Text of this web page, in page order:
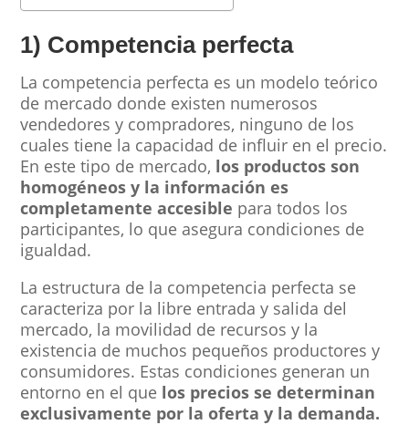
1) Competencia perfecta
La competencia perfecta es un modelo teórico
de mercado donde existen numerosos
vendedores y compradores, ninguno de los
cuales tiene la capacidad de influir en el precio.
En este tipo de mercado, los productos son
homogéneos y la información es
completamente accesible para todos los
participantes, lo que asegura condiciones de
igualdad.
La estructura de la competencia perfecta se
caracteriza por la libre entrada y salida del
mercado, la movilidad de recursos y la
existencia de muchos pequeños productores y
consumidores. Estas condiciones generan un
entorno en el que los precios se determinan
exclusivamente por la oferta y la demanda.